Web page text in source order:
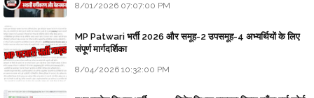
8/01/2026 07:07:00 PM
MP Patwari भर्ती 2026 और समूह-2 उपसमूह-4 अभ्यर्थियों के लिए
संपूर्ण मार्गदर्शिका
8/04/2026 10:32:00 PM